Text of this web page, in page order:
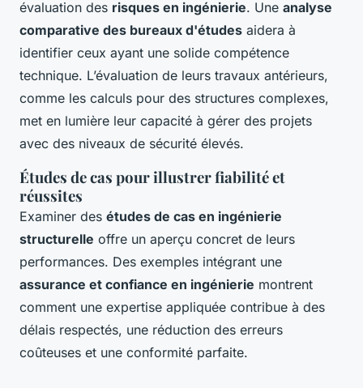
évaluation des risques en ingénierie. Une analyse
comparative des bureaux d'études aidera à
identifier ceux ayant une solide compétence
technique. L’évaluation de leurs travaux antérieurs,
comme les calculs pour des structures complexes,
met en lumière leur capacité à gérer des projets
avec des niveaux de sécurité élevés.
Études de cas pour illustrer fiabilité et
réussites
Examiner des études de cas en ingénierie
structurelle offre un aperçu concret de leurs
performances. Des exemples intégrant une
assurance et confiance en ingénierie montrent
comment une expertise appliquée contribue à des
délais respectés, une réduction des erreurs
coûteuses et une conformité parfaite.